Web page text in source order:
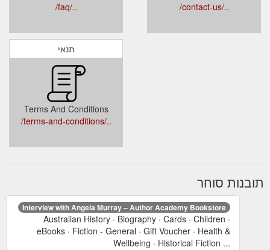
../faq/
../contact-us/
תנאי
Terms And Conditions
../terms-and-conditions/
תובנות סוחר
Interview with Angela Murray – Author Academy Bookstore
Australian History · Biography · Cards · Children ·
eBooks · Fiction - General · Gift Voucher · Health &
Wellbeing · Historical Fiction ...